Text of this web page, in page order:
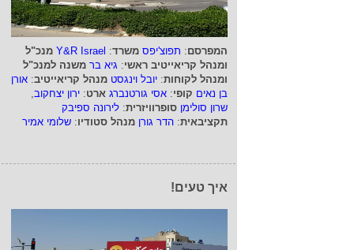
המפרסם: תפוצ'יפס משרד:
Y&R Israel מנכ"ל
ומנהל קריאייטיב ראשי: גיא בר משנה למנכ"ל
ומנהל לקוחות: יובל וינגסט מנהל קריאייטיב: אורן
בן נאים קופי: אסי גורטנברג ארט: ירון יצחקוב,
שרון סולימן סופרוויזרית: לירונה ספיבק
תקציבאית: הדר גורן מנהל סטודיו: שלומי אמיר
איך טעים!